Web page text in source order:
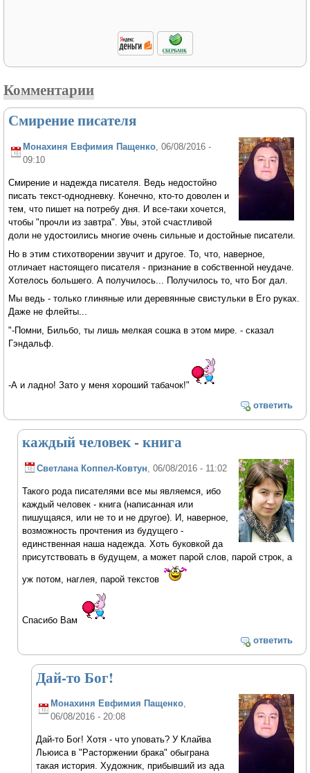
Комментарии
Смирение писателя
Монахиня Евфимия Пащенко, 06/08/2016 -
09:10
Смирение и надежда писателя. Ведь недостойно
писать текст-однодневку. Конечно, кто-то доволен и
тем, что пишет на потребу дня. И все-таки хочется,
чтобы "прочли из завтра". Увы, этой счастливой
доли не удостоились многие очень сильные и достойные писатели.
Но в этим стихотворении звучит и другое. То, что, наверное,
отличает настоящего писателя - признание в собственной неудаче.
Хотелось большего. А получилось... Получилось то, что Бог дал.
Мы ведь - только глиняные или деревянные свистульки в Его руках.
Даже не флейты...
"-Помни, Бильбо, ты лишь мелкая сошка в этом мире. - сказал
Гэндальф.
-А и ладно! Зато у меня хороший табачок!"
ответить
каждый человек - книга
Светлана Коппел-Ковтун , 06/08/2016 - 11:02
Такого рода писателями все мы являемся, ибо
каждый человек - книга (написанная или
пишущаяся, или не то и не другое). И, наверное,
возможность прочтения из будущего -
единственная наша надежда. Хоть буковкой да
присутствовать в будущем, а может парой слов, парой строк, а
уж потом, наглея, парой текстов
Спасибо Вам
ответить
Дай-то Бог!
Монахиня Евфимия Пащенко,
06/08/2016 - 20:08
Дай-то Бог! Хотя - что уповать? У Клайва
Льюиса в "Расторжении брака" обыграна
такая история. Художник, прибывший из ада